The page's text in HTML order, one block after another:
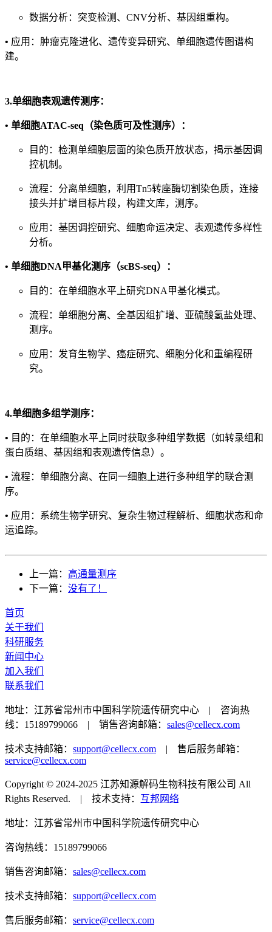
数据分析：突变检测、CNV分析、基因组重构。
• 应用：肿瘤克隆进化、遗传变异研究、单细胞遗传图谱构
建。
3.单细胞表观遗传测序：
• 单细胞ATAC-seq（染色质可及性测序）：
目的：检测单细胞层面的染色质开放状态，揭示基因调
控机制。
流程：分离单细胞，利用Tn5转座酶切割染色质，连接
接头并扩增目标片段，构建文库，测序。
应用：基因调控研究、细胞命运决定、表观遗传多样性
分析。
• 单细胞DNA甲基化测序（scBS-seq）：
目的：在单细胞水平上研究DNA甲基化模式。
流程：单细胞分离、全基因组扩增、亚硫酸氢盐处理、
测序。
应用：发育生物学、癌症研究、细胞分化和重编程研
究。
4.单细胞多组学测序：
• 目的：在单细胞水平上同时获取多种组学数据（如转录组和
蛋白质组、基因组和表观遗传信息）。
• 流程：单细胞分离、在同一细胞上进行多种组学的联合测
序。
• 应用：系统生物学研究、复杂生物过程解析、细胞状态和命
运追踪。
上一篇： 高通量测序
下一篇： 没有了！
首页
关于我们
科研服务
新闻中心
加入我们
联系我们
地址：江苏省常州市中国科学院遗传研究中心 | 咨询热
线：15189799066 | 销售咨询邮箱： sales@cellecx.com
技术支持邮箱： support@cellecx.com | 售后服务邮箱：
service@cellecx.com
Copyright © 2024-2025 江苏知源解码生物科技有限公司 All
Rights Reserved. | 技术支持： 互邦网络
地址：江苏省常州市中国科学院遗传研究中心
咨询热线：15189799066
销售咨询邮箱： sales@cellecx.com
技术支持邮箱： support@cellecx.com
售后服务邮箱： service@cellecx.com